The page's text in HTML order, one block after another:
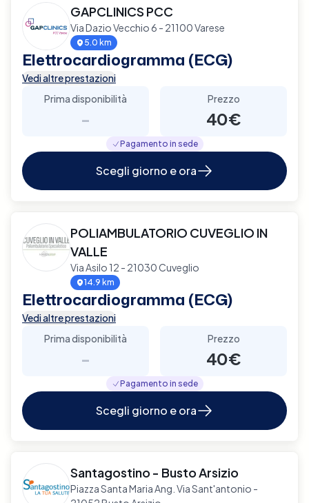
GAPCLINICS PCC
Via Dazio Vecchio 6 - 21100 Varese
5.0 km
Elettrocardiogramma (ECG)
Vedi altre prestazioni
Prima disponibilità
-
Prezzo
40€
Pagamento in sede
Scegli giorno e ora
POLIAMBULATORIO CUVEGLIO IN
VALLE
Via Asilo 12 - 21030 Cuveglio
14.9 km
Elettrocardiogramma (ECG)
Vedi altre prestazioni
Prima disponibilità
-
Prezzo
40€
Pagamento in sede
Scegli giorno e ora
Santagostino - Busto Arsizio
Piazza Santa Maria Ang. Via Sant'antonio -